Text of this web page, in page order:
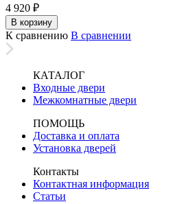
4 920 ₽
В корзину
К сравнению В сравнении
КАТАЛОГ
Входные двери
Межкомнатные двери
ПОМОЩЬ
Доставка и оплата
Установка дверей
Контакты
Контактная информация
Статьи